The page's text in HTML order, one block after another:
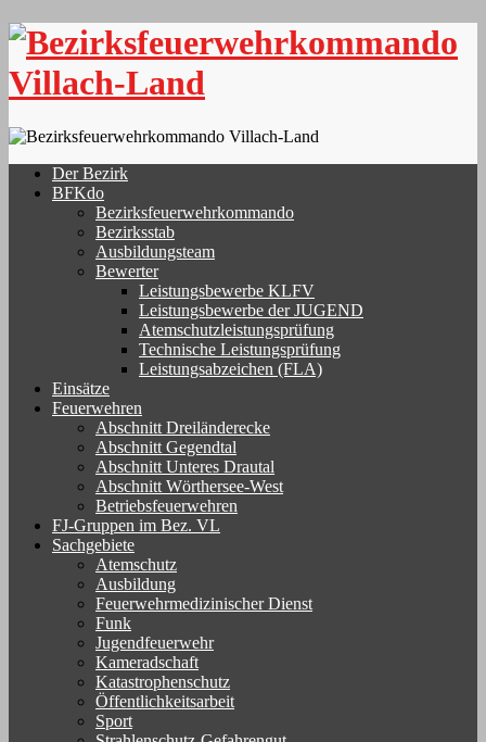
Skip
content
Der Bezirk
BFKdo
Bezirksfeuerwehrkommando
Bezirksstab
Ausbildungsteam
Bewerter
Leistungsbewerbe KLFV
Leistungsbewerbe der JUGEND
Atemschutzleistungsprüfung
Technische Leistungsprüfung
Leistungsabzeichen (FLA)
Einsätze
Feuerwehren
Abschnitt Dreiländerecke
Abschnitt Gegendtal
Abschnitt Unteres Drautal
Abschnitt Wörthersee-West
Betriebsfeuerwehren
FJ-Gruppen im Bez. VL
Sachgebiete
Atemschutz
Ausbildung
Feuerwehrmedizinischer Dienst
Funk
Jugendfeuerwehr
Kameradschaft
Katastrophenschutz
Öffentlichkeitsarbeit
Sport